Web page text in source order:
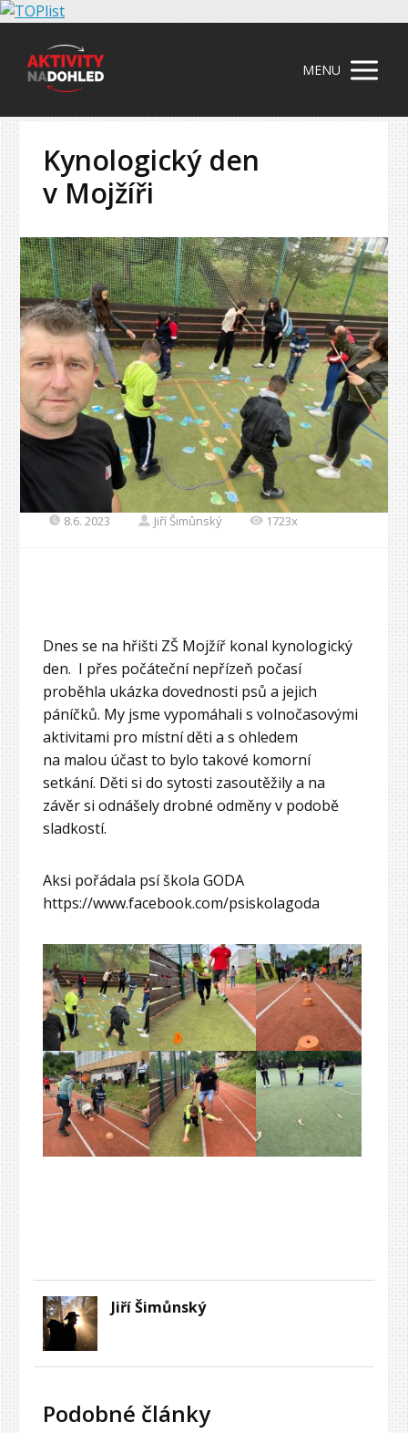
MENU
Kynologický den
v Mojžíři
8.6. 2023 Jiří Šimůnský 1723x
Dnes se na hřišti ZŠ Mojžíř konal kynologický
den. I přes počáteční nepřízeň počasí
proběhla ukázka dovednosti psů a jejich
páníčků. My jsme vypomáhali s volnočasovými
aktivitami pro místní děti a s ohledem
na malou účast to bylo takové komorní
setkání. Děti si do sytosti zasoutěžily a na
závěr si odnášely drobné odměny v podobě
sladkostí.
Aksi pořádala psí škola GODA
https://www.facebook.com/psiskolagoda
Jiří Šimůnský
Podobné články